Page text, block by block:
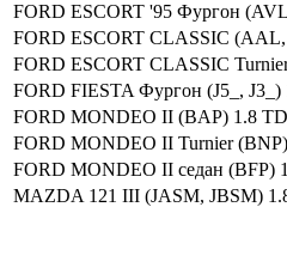
FORD ESCORT '95 Фургон
FORD ESCORT CLASSIC
FORD ESCORT CLASSIC
FORD FIESTA Фургон (J5_, J3_)
FORD MONDEO II (BAP) 1.8 TD
FORD MONDEO II Turnier
FORD MONDEO II седан (BFP)
MAZDA 121 III (JASM, JBSM)